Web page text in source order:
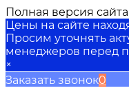
Полная версия сайта
Цены на сайте
Просим уточнять
менеджеров перед
×
Заказать звонок0